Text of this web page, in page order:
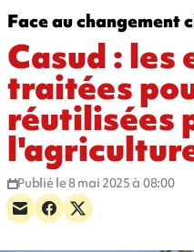
Face au changement
Casud : les
traitées
réutilisées
Publié le 8 mai 2025 à 08:00